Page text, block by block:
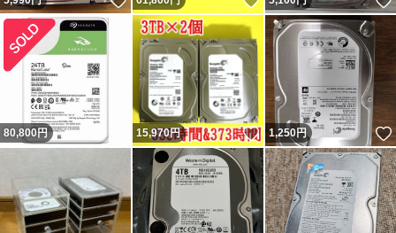
80,800円 15,970円 いいね！
1,250円